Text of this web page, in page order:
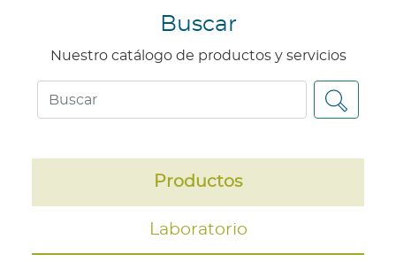
Buscar
Nuestro catálogo de productos y servicios
Productos
Laboratorio